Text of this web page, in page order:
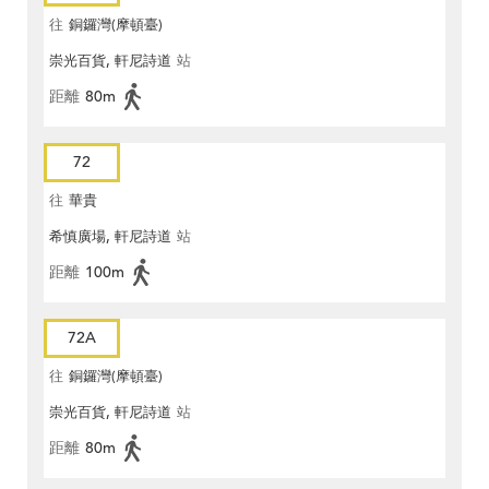
往 銅鑼灣(摩頓臺)
崇光百貨, 軒尼詩道 站
距離 80m
72
往 華貴
希慎廣場, 軒尼詩道 站
距離 100m
72A
往 銅鑼灣(摩頓臺)
崇光百貨, 軒尼詩道 站
距離 80m